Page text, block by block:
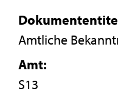
Amtliche
Amt:
S13